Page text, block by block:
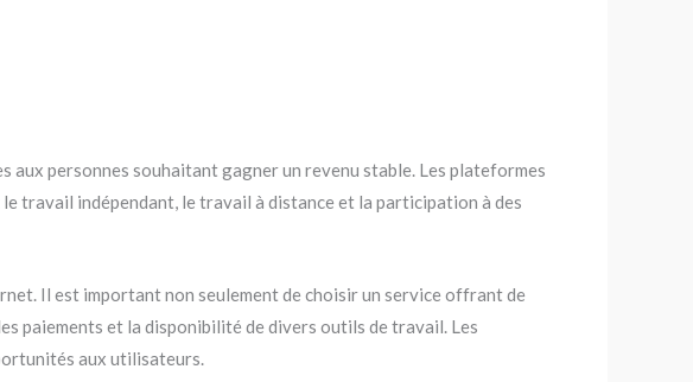
personnes souhaitant gagner un revenu stable. Les plateformes
travail indépendant, le travail à distance et la participation à des
Il est important non seulement de choisir un service offrant de
paiements et la disponibilité de divers outils de travail. Les
aux utilisateurs.